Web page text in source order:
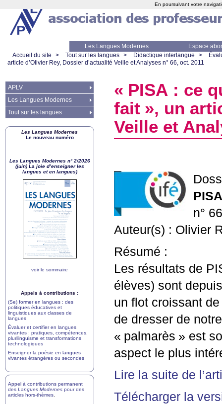
Les Langues Modernes
Espace
Accueil du site
> Tout sur les langues > Didactique interlangue >
article d’Olivier Rey, Dossier d’actualité Veille et Analyses n° 66, oct. 2011
« PISA : ce
fait », un
Veille et
PISA
n°
Auteur(s) : Olivier
Résumé :
Les résultats de
élèves) sont
un flot croissant
de dresser de
« palmarès » est
aspect le plus
Lire la suite de
Télécharger la
APLV
Les Langues Modernes
Tout sur les langues
Les Langues Modernes
Le nouveau numéro
Les Langues Modernes n° 2/2026
(juin) La joie d’enseigner les
langues et en langues)
voir le sommaire
Appels à contributions :
(Se) former en langues : des
politiques éducatives et
linguistiques aux classes de
langues
Évaluer et certifier en langues
vivantes : pratiques, compétences,
plurilinguisme et transformations
technologiques
Enseigner la poésie en langues
vivantes étrangères ou secondes
Appel à contributions permanent
des Langues Modernes pour des
articles hors-thèmes
En poursuivant votre